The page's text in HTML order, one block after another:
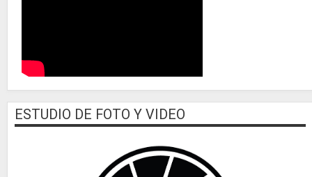
ESTUDIO DE FOTO Y VIDEO